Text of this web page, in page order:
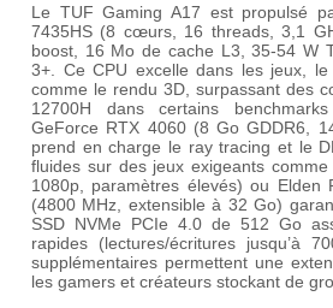
Le TUF Gaming A17 est propulsé
7435HS (8 cœurs, 16 threads, 3,1
boost, 16 Mo de cache L3, 35-54 W
3+. Ce CPU excelle dans les jeux,
comme le rendu 3D, surpassant des
12700H dans certains
GeForce RTX 4060(8 Go GDDR6,
prend en charge le ray tracing et le
fluides sur des jeux exigeants comme
1080p, paramètres élevés) ou Elden
(4800 MHz, extensible à 32 Go)
SSD NVMe PCIe 4.0 de 512 Go
rapides (lectures/écritures jusqu’à
supplémentaires permettent une
les gamers et créateurs stockant de